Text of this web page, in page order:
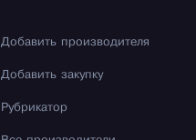
Добавить производителя
Добавить закупку
Рубрикатор